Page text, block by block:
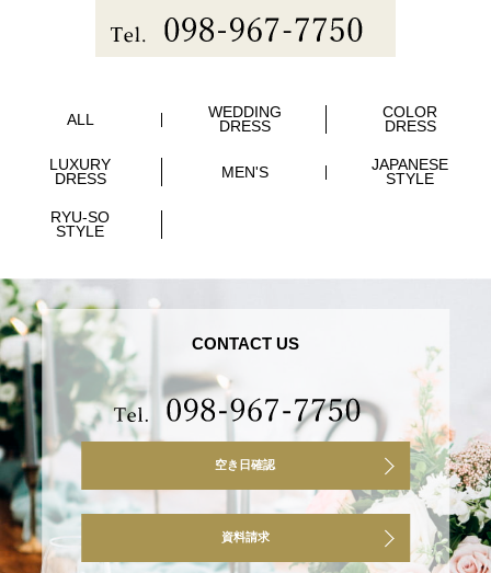
ALL
WEDDING
DRESS
COLOR
DRESS
LUXURY
DRESS
MEN'S
JAPANESE
STYLE
RYU-SO
STYLE
CONTACT US
空き日確認
資料請求